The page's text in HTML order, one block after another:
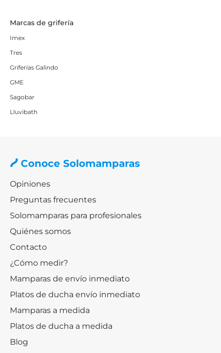
Marcas de grifería
Imex
Tres
Griferías Galindo
GME
Sagobar
Lluvibath
Conoce Solomamparas
Opiniones
Preguntas frecuentes
Solomamparas para profesionales
Quiénes somos
Contacto
¿Cómo medir?
Mamparas de envío inmediato
Platos de ducha envío inmediato
Mamparas a medida
Platos de ducha a medida
Blog